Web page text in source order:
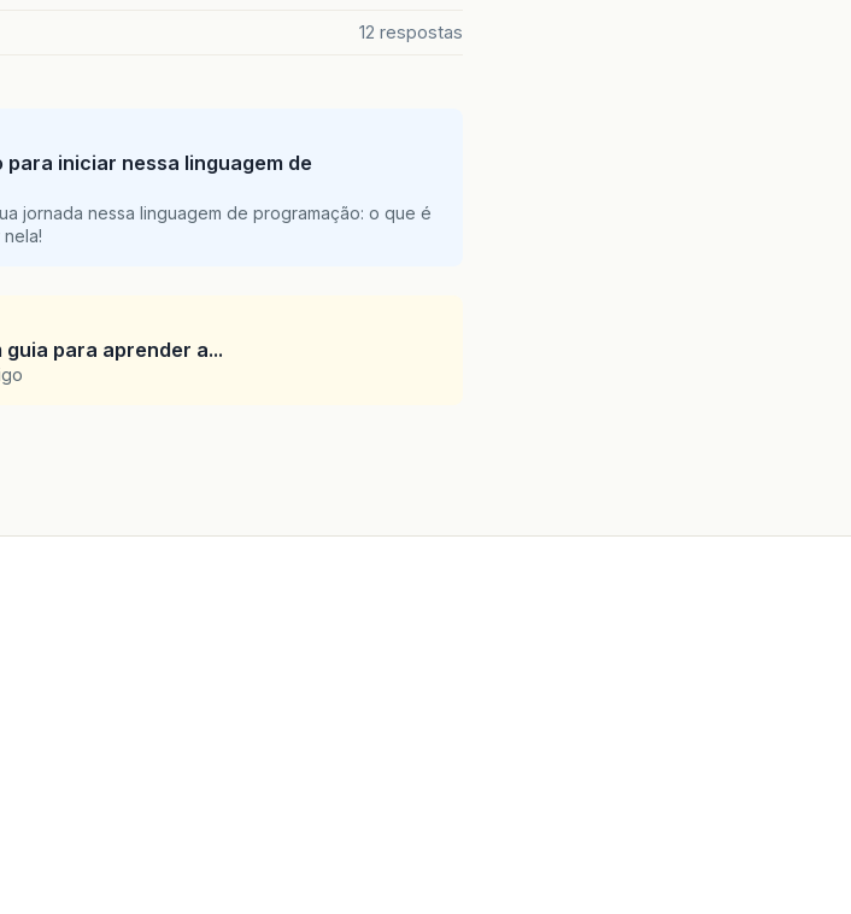
12 respostas
iniciar nessa linguagem de
jornada nessa linguagem de programação: o que é
guia para aprender a...